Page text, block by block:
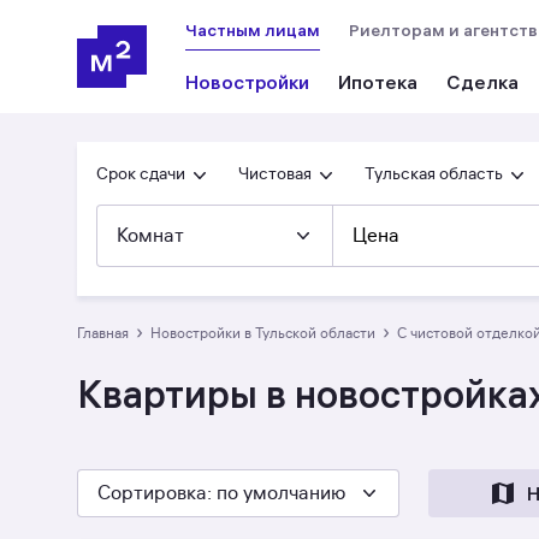
Частным лицам
Новостройки Ипотека Сделка
Риелторам и
Срок сдачи Чистовая Тульская область
Комнат Цена
Главная › Новостройки в Тульской области › с чистовой
Квартиры в
Сортировка: по умолчанию